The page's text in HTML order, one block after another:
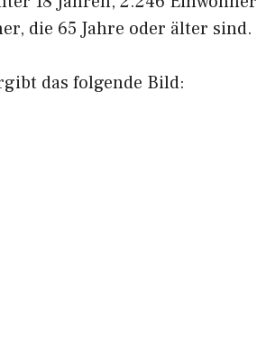
die 65 Jahre oder älter sind.
das folgende Bild: